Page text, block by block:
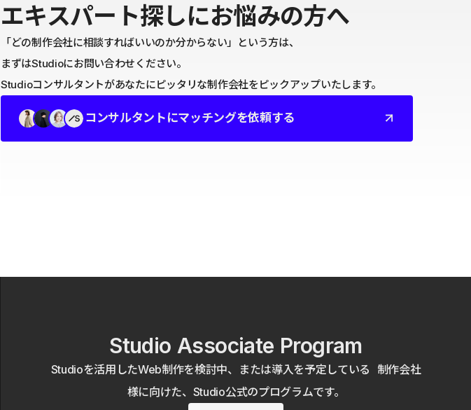
エキスパート探しにお悩みの方へ
「どの制作会社に相談すればいいのか分からない」という方は、
まずはStudioにお問い合わせください。
Studioコンサルタントがあなたにピッタリな制作会社をピックアップいたします。
コンサルタントにマッチングを依頼する
Studio Associate Program
Studioを活用したWeb制作を検討中、または導入を予定している 制作会社
様に向けた、Studio公式のプログラムです。